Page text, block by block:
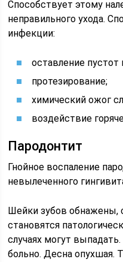
Способствует этому
неправильного ухода.
инфекции:
оставление
протезирование;
химический ожог
воздействие
Пародонтит
Гнойное воспаление
невылеченного
Шейки зубов обнажены,
становятся
случаях могут
больно. Десна опухшая.